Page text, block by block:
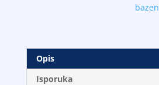
Opis
Isporuka